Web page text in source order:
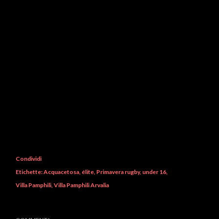
Condividi
Etichette:Acquacetosa élite Primavera rugby under 16
Villa Pamphili Villa Pamphili Arvalia